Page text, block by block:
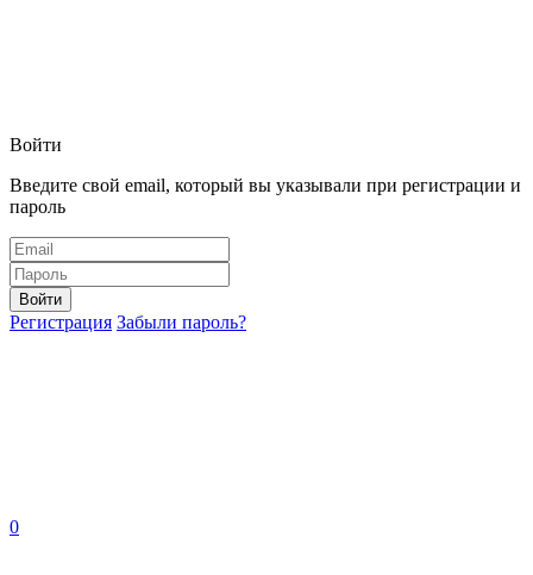
Войти
Введите свой email, который вы указывали при регистрации и
пароль
Войти
Регистрация Забыли пароль?
0